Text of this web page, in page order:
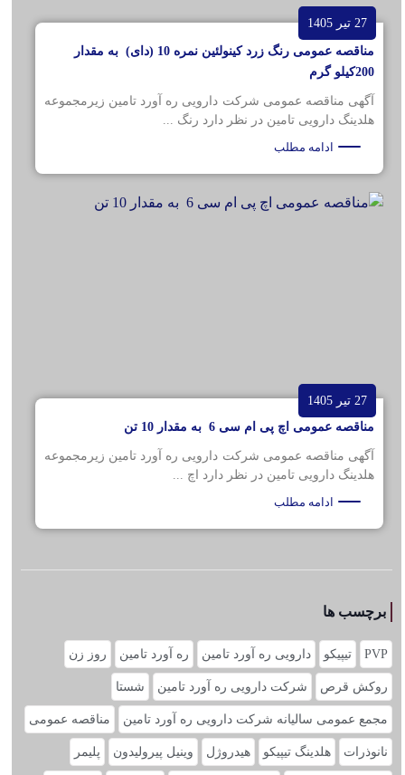
27 تیر 1405
مناقصه عمومی رنگ زرد کینولئین نمره 10 (دای) به مقدار
200کیلو گرم
آگهی مناقصه عمومی شرکت دارویی ره آورد تامین زیرمجموعه
هلدینگ دارویی تامین در نظر دارد رنگ ...
ادامه مطلب
27 تیر 1405
مناقصه عمومی اچ پی ام سی 6 به مقدار 10 تن
آگهی مناقصه عمومی شرکت دارویی ره آورد تامین زیرمجموعه
هلدینگ دارویی تامین در نظر دارد اچ ...
ادامه مطلب
برچسب ها
PVP تیپیکو دارویی ره آورد تامین ره آورد تامین روز زن
روکش قرص شرکت دارویی ره آورد تامین شستا
مجمع عمومی سالیانه شرکت دارویی ره آورد تامین مناقصه عمومی
نانوذرات هلدینگ تیپیکو هیدروژل وینیل پیرولیدون پلیمر